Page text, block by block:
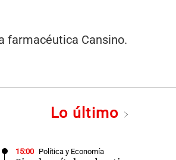
farmacéutica Cansino.
Lo último
15:00 Política y Economía